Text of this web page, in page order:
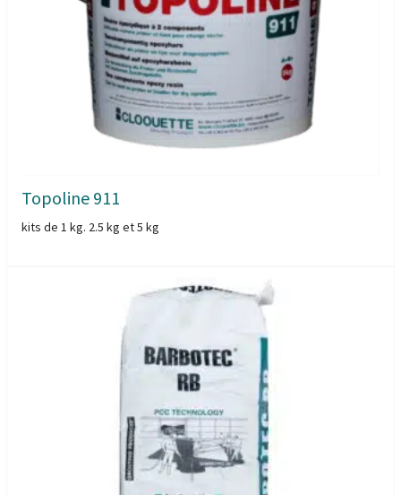
Topoline 911
kits de 1 kg. 2.5 kg et 5 kg